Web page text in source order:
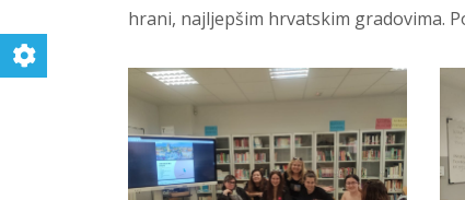
hrani, najljepšim hrvatskim gradovima.